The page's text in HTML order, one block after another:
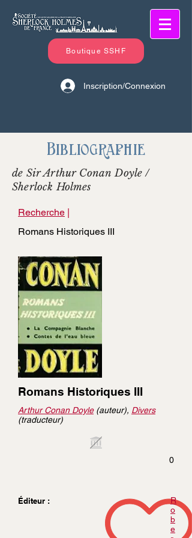
Boutique SSHF
Inscription/Connexion
Bibliographie
de Sir Arthur Conan Doyle /
Sherlock Holmes
Recherche |
Romans Historiques III
Romans Historiques III
Arthur Conan Doyle(auteur), Divers
(traducteur)
0
Éditeur :
R
o
b
e